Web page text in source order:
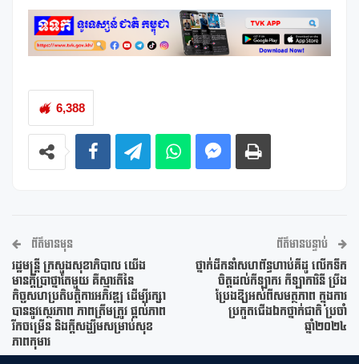
6,388
ព័ត៌មានមុន
រដ្ឋមន្រ្តី ក្រសួងសុខាភិបាល យើង
មានក្តីប្រាថ្នាតែមួយ គឺស្មារតីនៃ
កិច្ចសហប្រតិបត្តិការអភិវឌ្ឍ ដើម្បីរក្សា
បាននូវស្ថេរភាព ភាពត្រឹមត្រូវ ផ្តល់ភាព
រីកចម្រើន និងក្តីសង្ឃឹមសម្រាប់សុខ
ភាពកុមារ
ព័ត៌មានបន្ទាប់
ថ្នាក់ដឹកនាំសហព័ន្ធហាប់គីដូ លើកទឹក
ចិត្តដល់កីឡាករ កីឡាការិនី ប្រឹង
ប្រែងឱ្យអស់ពីសមត្ថភាព ក្នុងការ
ប្រកួតជើងឯកថ្នាក់ជាតិ ប្រចាំ
ឆ្នាំ២០២៤